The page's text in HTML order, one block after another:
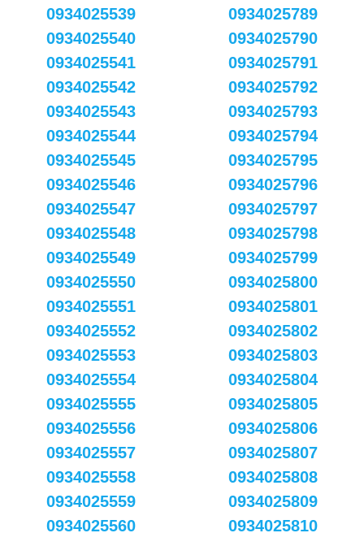
0934025539
0934025540
0934025541
0934025542
0934025543
0934025544
0934025545
0934025546
0934025547
0934025548
0934025549
0934025550
0934025551
0934025552
0934025553
0934025554
0934025555
0934025556
0934025557
0934025558
0934025559
0934025560
0934025789
0934025790
0934025791
0934025792
0934025793
0934025794
0934025795
0934025796
0934025797
0934025798
0934025799
0934025800
0934025801
0934025802
0934025803
0934025804
0934025805
0934025806
0934025807
0934025808
0934025809
0934025810